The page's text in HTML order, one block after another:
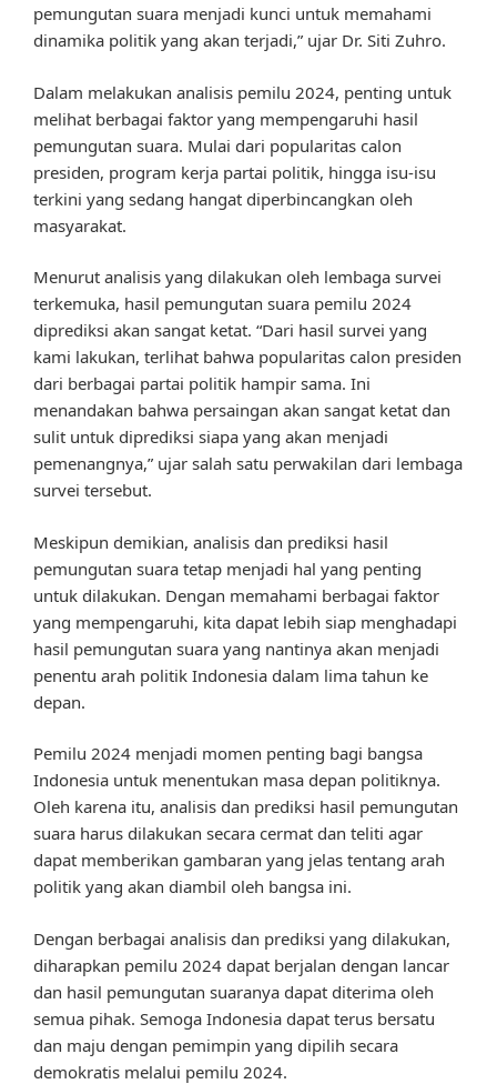
pemungutan suara menjadi kunci untuk memahami
dinamika politik yang akan terjadi,” ujar Dr. Siti Zuhro.
Dalam melakukan analisis pemilu 2024, penting untuk
melihat berbagai faktor yang mempengaruhi hasil
pemungutan suara. Mulai dari popularitas calon
presiden, program kerja partai politik, hingga isu-isu
terkini yang sedang hangat diperbincangkan oleh
masyarakat.
Menurut analisis yang dilakukan oleh lembaga survei
terkemuka, hasil pemungutan suara pemilu 2024
diprediksi akan sangat ketat. “Dari hasil survei yang
kami lakukan, terlihat bahwa popularitas calon presiden
dari berbagai partai politik hampir sama. Ini
menandakan bahwa persaingan akan sangat ketat dan
sulit untuk diprediksi siapa yang akan menjadi
pemenangnya,” ujar salah satu perwakilan dari lembaga
survei tersebut.
Meskipun demikian, analisis dan prediksi hasil
pemungutan suara tetap menjadi hal yang penting
untuk dilakukan. Dengan memahami berbagai faktor
yang mempengaruhi, kita dapat lebih siap menghadapi
hasil pemungutan suara yang nantinya akan menjadi
penentu arah politik Indonesia dalam lima tahun ke
depan.
Pemilu 2024 menjadi momen penting bagi bangsa
Indonesia untuk menentukan masa depan politiknya.
Oleh karena itu, analisis dan prediksi hasil pemungutan
suara harus dilakukan secara cermat dan teliti agar
dapat memberikan gambaran yang jelas tentang arah
politik yang akan diambil oleh bangsa ini.
Dengan berbagai analisis dan prediksi yang dilakukan,
diharapkan pemilu 2024 dapat berjalan dengan lancar
dan hasil pemungutan suaranya dapat diterima oleh
semua pihak. Semoga Indonesia dapat terus bersatu
dan maju dengan pemimpin yang dipilih secara
demokratis melalui pemilu 2024.